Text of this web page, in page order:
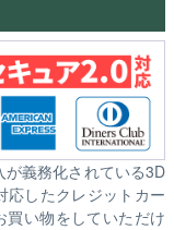
義務化されている3D
応したクレジットカー
買い物をしていただけ